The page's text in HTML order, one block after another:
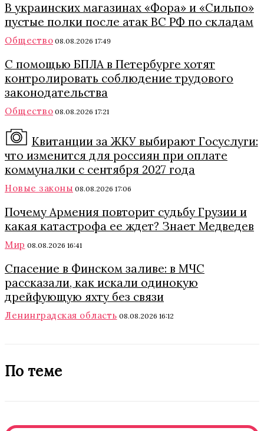
В украинских магазинах «Фора» и «Сильпо»
пустые полки после атак ВС РФ по складам
Общество 08.08.2026 17:49
С помощью БПЛА в Петербурге хотят
контролировать соблюдение трудового
законодательства
Общество 08.08.2026 17:21
Квитанции за ЖКУ выбирают Госуслуги:
что изменится для россиян при оплате
коммуналки с сентября 2027 года
Новые законы 08.08.2026 17:06
Почему Армения повторит судьбу Грузии и
какая катастрофа ее ждет? Знает Медведев
Мир 08.08.2026 16:41
Спасение в Финском заливе: в МЧС
рассказали, как искали одинокую
дрейфующую яхту без связи
Ленинградская область 08.08.2026 16:12
По теме